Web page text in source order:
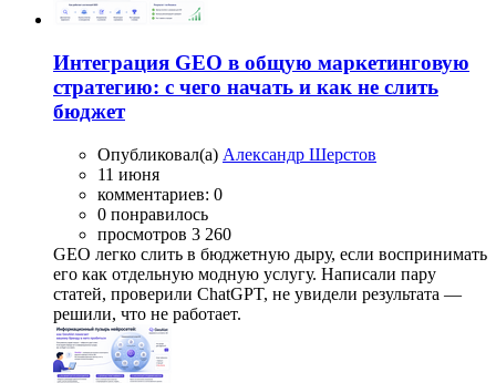
Интеграция GEO в общую маркетинговую
стратегию: с чего начать и как не слить
бюджет
Опубликовал(а) Александр Шерстов
11 июня
комментариев: 0
0 понравилось
просмотров 3 260
GEO легко слить в бюджетную дыру, если воспринимать
его как отдельную модную услугу. Написали пару
статей, проверили ChatGPT, не увидели результата —
решили, что не работает.